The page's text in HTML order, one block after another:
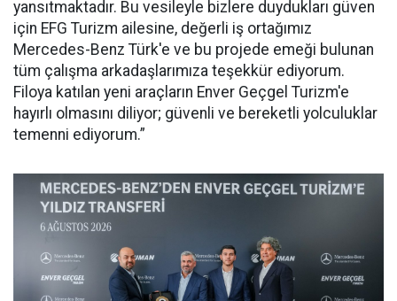
yansıtmaktadır. Bu vesileyle bizlere duydukları güven
için EFG Turizm ailesine, değerli iş ortağımız
Mercedes-Benz Türk'e ve bu projede emeği bulunan
tüm çalışma arkadaşlarımıza teşekkür ediyorum.
Filoya katılan yeni araçların Enver Geçgel Turizm'e
hayırlı olmasını diliyor; güvenli ve bereketli yolculuklar
temenni ediyorum.”